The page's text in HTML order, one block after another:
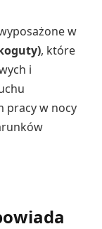
w
, które
i
pracy w nocy